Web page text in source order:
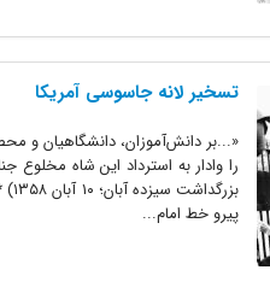
تسخیر لانه جاسوسی آمریکا
«...بر دانش‌آموزان، دانشگاهیان و
را وادار به استرداد این شاه مخلوع
پیرو خط امام...